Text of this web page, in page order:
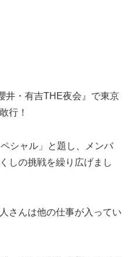
井・有吉THE夜会』で東京
行！
シャル」と題し、メンバ
しの挑戦を繰り広げまし
さんは他の仕事が入ってい